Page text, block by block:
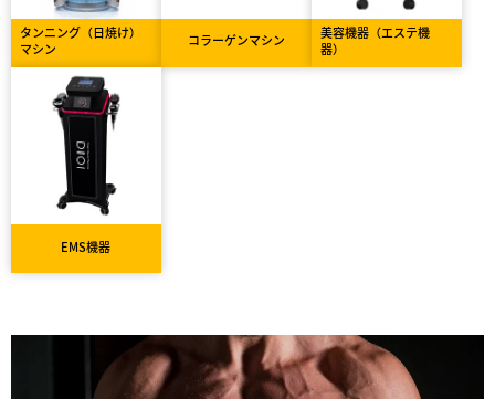
タンニング（日焼け）
マシン
コラーゲンマシン
美容機器（エステ機
器）
EMS機器